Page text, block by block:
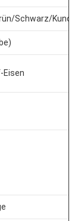
Schwarz/
Eisen